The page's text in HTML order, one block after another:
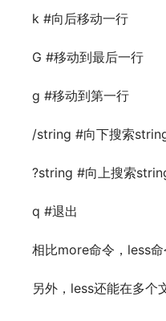
k #向后移动一行
G #移动到最后一行
g #移动到第一行
/string #向下搜索
?string #向上搜索
q #退出
相比more命令，less命
另外，less还能在多个